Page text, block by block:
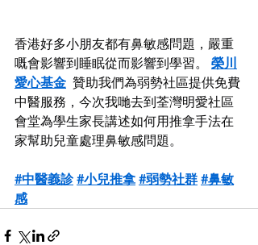
香港好多小朋友都有鼻敏感問題，嚴重
嘅會影響到睡眠從而影響到學習。 榮川
愛心基金 贊助我們為弱勢社區提供免費
中醫服務，今次我哋去到荃灣明愛社區
會堂為學生家長講述如何用推拿手法在
家幫助兒童處理鼻敏感問題。
#中醫義診 #小兒推拿 #弱勢社群 #鼻敏
感